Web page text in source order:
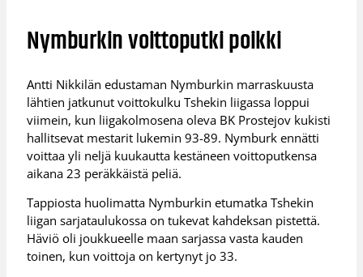
Nymburkin voittoputki poikki
Antti Nikkilän edustaman Nymburkin marraskuusta
lähtien jatkunut voittokulku Tshekin liigassa loppui
viimein, kun liigakolmosena oleva BK Prostejov kukisti
hallitsevat mestarit lukemin 93-89. Nymburk ennätti
voittaa yli neljä kuukautta kestäneen voittoputkensa
aikana 23 peräkkäistä peliä.
Tappiosta huolimatta Nymburkin etumatka Tshekin
liigan sarjataulukossa on tukevat kahdeksan pistettä.
Häviö oli joukkueelle maan sarjassa vasta kauden
toinen, kun voittoja on kertynyt jo 33.